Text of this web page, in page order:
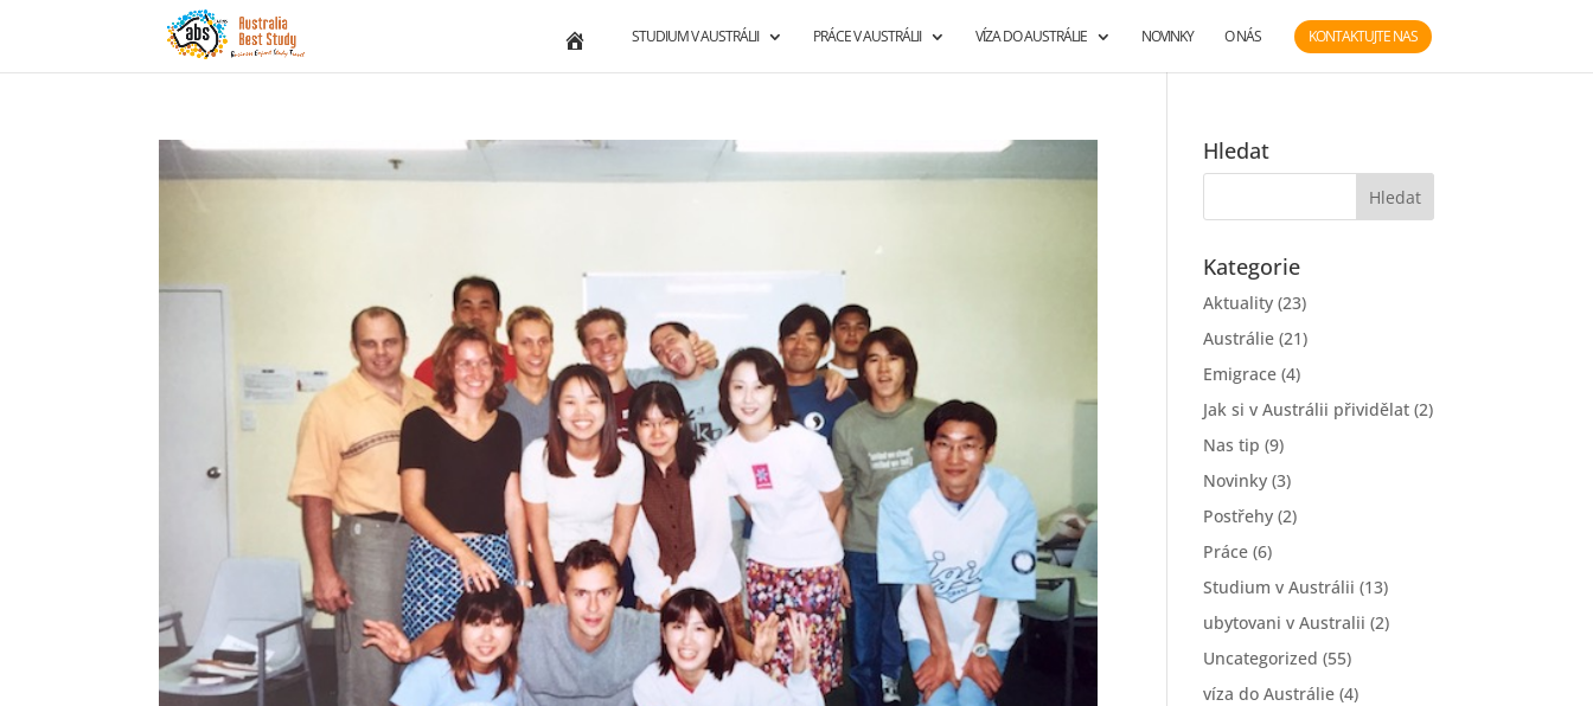
STUDIUM V AUSTRÁLII PRÁCE V AUSTRÁLII VÍZA DO AUSTRÁLIE NOVINKY O NÁS KONTAKTUJTE NAS
Hledat
Kategorie
Aktuality (23)
Austrálie (21)
Emigrace (4)
Jak si v Austrálii přividělat (2)
Nas tip (9)
Novinky (3)
Postřehy (2)
Práce (6)
Studium v Austrálii (13)
ubytovani v Australii (2)
Uncategorized (55)
víza do Austrálie (4)